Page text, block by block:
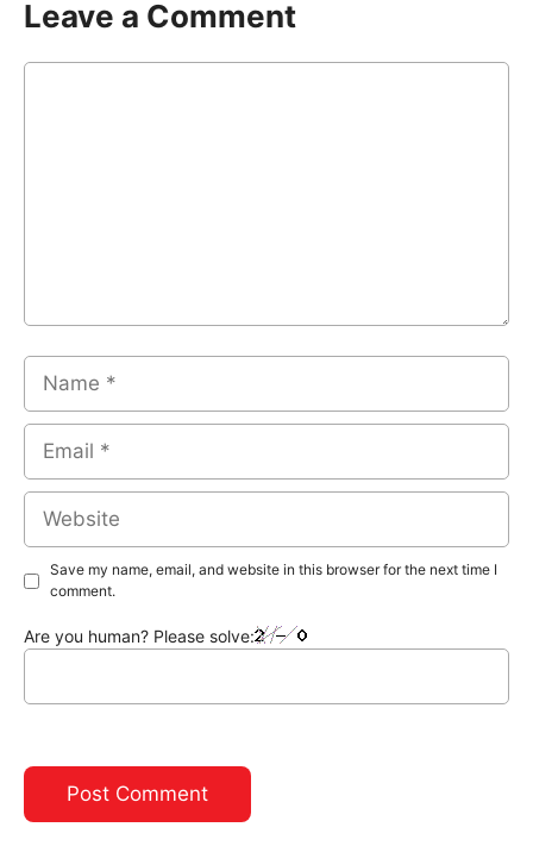
Leave a Comment
Comment
Name
Email
Website
Save my name, email, and website in this browser for the next time I
comment.
Are you human? Please solve: